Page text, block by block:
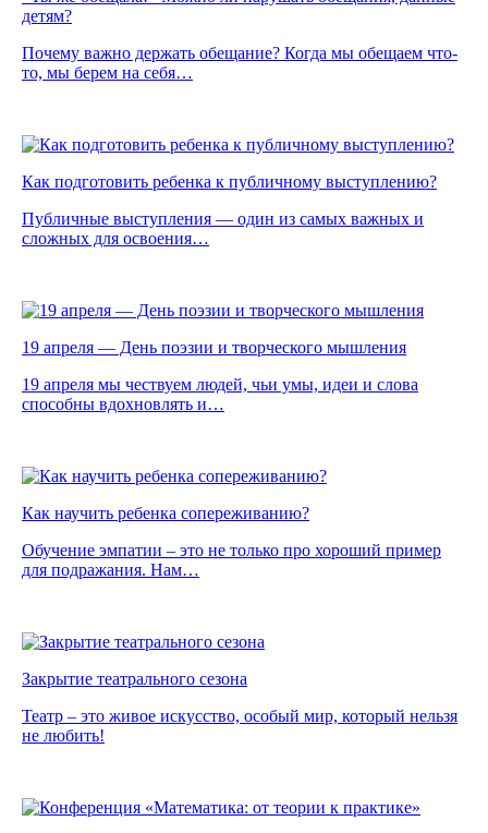
детям?
Почему важно держать обещание? Когда мы обещаем что-
то, мы берем на себя…
Как подготовить ребенка к публичному выступлению?
Публичные выступления — один из самых важных и
сложных для освоения…
19 апреля — День поэзии и творческого мышления
19 апреля мы чествуем людей, чьи умы, идеи и слова
способны вдохновлять и…
Как научить ребенка сопереживанию?
Обучение эмпатии – это не только про хороший пример
для подражания. Нам…
Закрытие театрального сезона
Театр – это живое искусство, особый мир, который нельзя
не любить!